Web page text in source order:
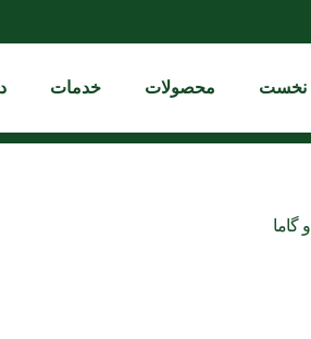
نخست محصولات خدمات
گاما